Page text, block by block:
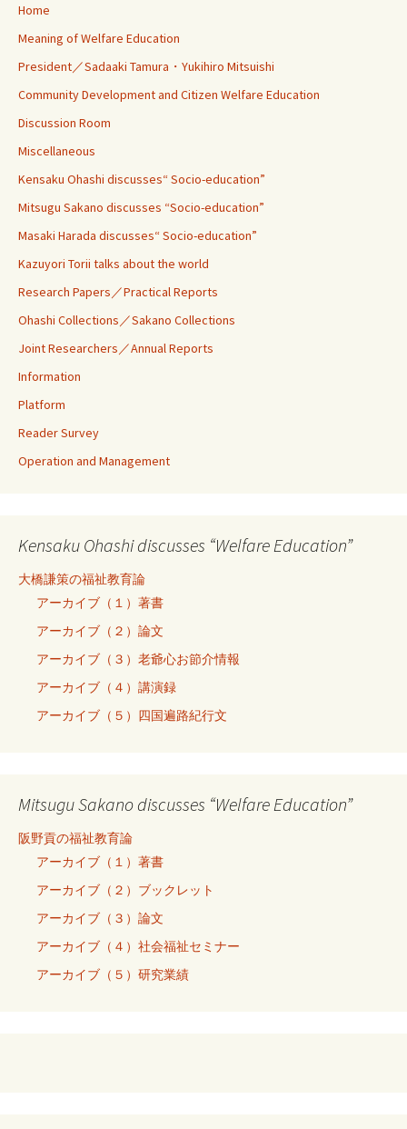
Home
Meaning of Welfare Education
President／Sadaaki Tamura・Yukihiro Mitsuishi
Community Development and Citizen Welfare Education
Discussion Room
Miscellaneous
Kensaku Ohashi discusses“ Socio-education”
Mitsugu Sakano discusses “Socio-education”
Masaki Harada discusses“ Socio-education”
Kazuyori Torii talks about the world
Research Papers／Practical Reports
Ohashi Collections／Sakano Collections
Joint Researchers／Annual Reports
Information
Platform
Reader Survey
Operation and Management
Kensaku Ohashi discusses “Welfare Education”
大橋謙策の福祉教育論
アーカイブ（１）著書
アーカイブ（２）論文
アーカイブ（３）老爺心お節介情報
アーカイブ（４）講演録
アーカイブ（５）四国遍路紀行文
Mitsugu Sakano discusses “Welfare Education”
阪野貢の福祉教育論
アーカイブ（１）著書
アーカイブ（２）ブックレット
アーカイブ（３）論文
アーカイブ（４）社会福祉セミナー
アーカイブ（５）研究業績